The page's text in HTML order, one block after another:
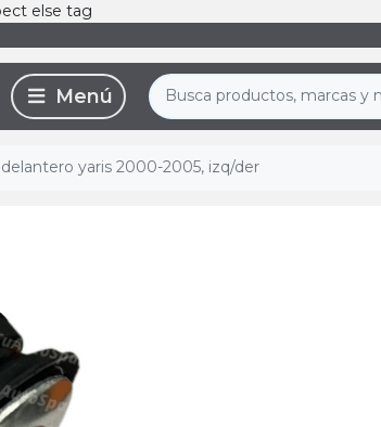
else tag
yaris 2000-2005, izq/der